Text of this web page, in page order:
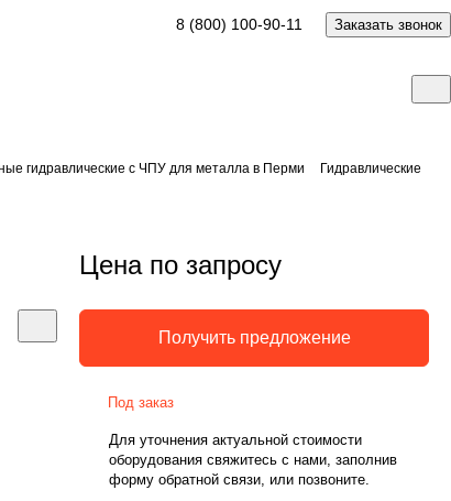
8 (800) 100-90-11 Заказать звонок
гидравлические с ЧПУ для металла в Перми
Гидравлические
Цена по запросу
Получить предложение
Под заказ
Для уточнения актуальной стоимости
оборудования свяжитесь с нами, заполнив
форму обратной связи, или позвоните.